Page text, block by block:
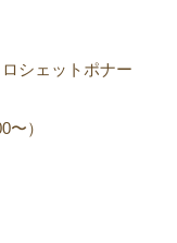
シェットポナー
）